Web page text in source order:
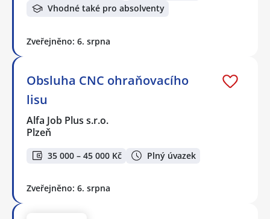
Vhodné také pro absolventy
Zveřejněno: 6. srpna
Obsluha CNC ohraňovacího
lisu
Alfa Job Plus s.r.o.
Plzeň
35 000 – 45 000 Kč Plný úvazek
Zveřejněno: 6. srpna